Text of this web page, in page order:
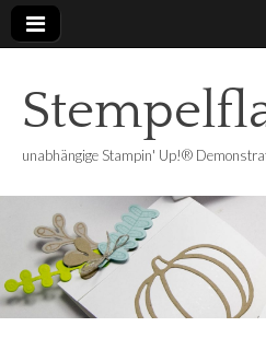
unabhängige Stampin' Up!®